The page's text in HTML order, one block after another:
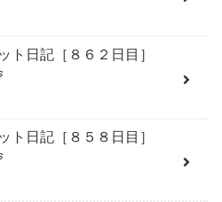
ト日記［８６２日目］
ト日記［８５８日目］